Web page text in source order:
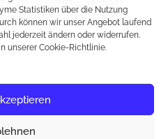
Statistiken über die Nutzung
können wir unser Angebot laufend
jederzeit ändern oder widerrufen.
unserer Cookie-Richtlinie.